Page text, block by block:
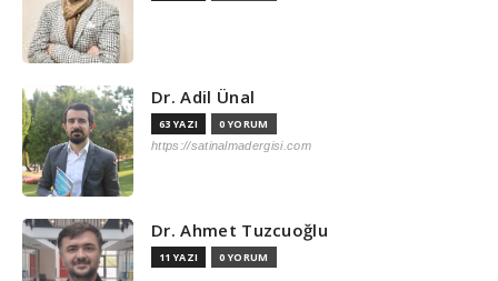
Dr. Adil Ünal
63 YAZI 0 YORUM
https://satinalmadergisi.com
Dr. Ahmet Tuzcuoğlu
11 YAZI 0 YORUM